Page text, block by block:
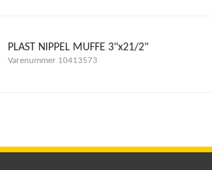
PLAST NIPPEL MUFFE 3"x21/2"
Varenummer 10413573